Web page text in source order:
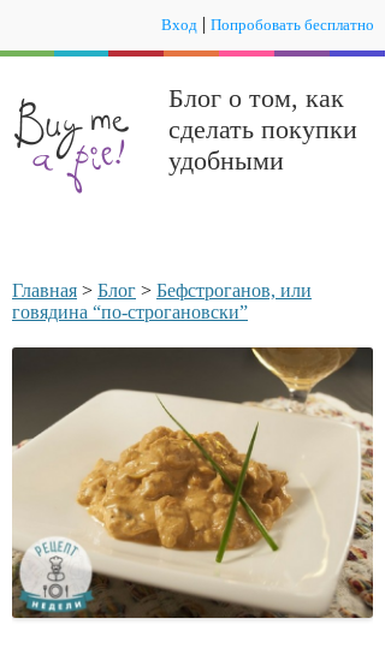
Вход | Попробовать бесплатно
Блог о том, как
сделать покупки
удобными
Главная > Блог > Бефстроганов, или
говядина “по-строгановски”